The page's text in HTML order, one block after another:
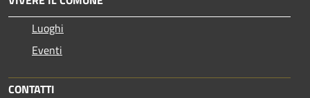
Luoghi
Eventi
CONTATTI